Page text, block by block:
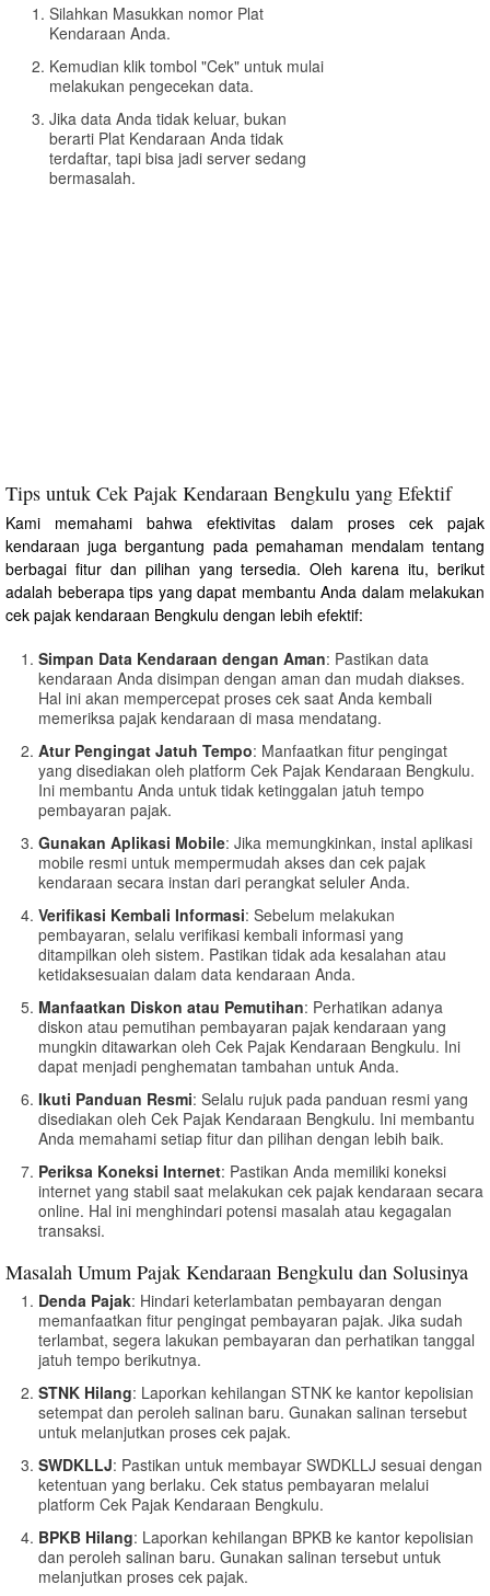
Silahkan Masukkan nomor Plat
Kendaraan Anda.
Kemudian klik tombol "Cek" untuk mulai
melakukan pengecekan data.
Jika data Anda tidak keluar, bukan
berarti Plat Kendaraan Anda tidak
terdaftar, tapi bisa jadi server sedang
bermasalah.
Tips untuk Cek Pajak Kendaraan Bengkulu yang Efektif
Kami memahami bahwa efektivitas dalam proses cek pajak
kendaraan juga bergantung pada pemahaman mendalam tentang
berbagai fitur dan pilihan yang tersedia. Oleh karena itu, berikut
adalah beberapa tips yang dapat membantu Anda dalam melakukan
cek pajak kendaraan Bengkulu dengan lebih efektif:
Simpan Data Kendaraan dengan Aman: Pastikan data
kendaraan Anda disimpan dengan aman dan mudah diakses.
Hal ini akan mempercepat proses cek saat Anda kembali
memeriksa pajak kendaraan di masa mendatang.
Atur Pengingat Jatuh Tempo: Manfaatkan fitur pengingat
yang disediakan oleh platform Cek Pajak Kendaraan Bengkulu.
Ini membantu Anda untuk tidak ketinggalan jatuh tempo
pembayaran pajak.
Gunakan Aplikasi Mobile: Jika memungkinkan, instal aplikasi
mobile resmi untuk mempermudah akses dan cek pajak
kendaraan secara instan dari perangkat seluler Anda.
Verifikasi Kembali Informasi: Sebelum melakukan
pembayaran, selalu verifikasi kembali informasi yang
ditampilkan oleh sistem. Pastikan tidak ada kesalahan atau
ketidaksesuaian dalam data kendaraan Anda.
Manfaatkan Diskon atau Pemutihan: Perhatikan adanya
diskon atau pemutihan pembayaran pajak kendaraan yang
mungkin ditawarkan oleh Cek Pajak Kendaraan Bengkulu. Ini
dapat menjadi penghematan tambahan untuk Anda.
Ikuti Panduan Resmi: Selalu rujuk pada panduan resmi yang
disediakan oleh Cek Pajak Kendaraan Bengkulu. Ini membantu
Anda memahami setiap fitur dan pilihan dengan lebih baik.
Periksa Koneksi Internet: Pastikan Anda memiliki koneksi
internet yang stabil saat melakukan cek pajak kendaraan secara
online. Hal ini menghindari potensi masalah atau kegagalan
transaksi.
Masalah Umum Pajak Kendaraan Bengkulu dan Solusinya
Denda Pajak: Hindari keterlambatan pembayaran dengan
memanfaatkan fitur pengingat pembayaran pajak. Jika sudah
terlambat, segera lakukan pembayaran dan perhatikan tanggal
jatuh tempo berikutnya.
STNK Hilang: Laporkan kehilangan STNK ke kantor kepolisian
setempat dan peroleh salinan baru. Gunakan salinan tersebut
untuk melanjutkan proses cek pajak.
SWDKLLJ: Pastikan untuk membayar SWDKLLJ sesuai dengan
ketentuan yang berlaku. Cek status pembayaran melalui
platform Cek Pajak Kendaraan Bengkulu.
BPKB Hilang: Laporkan kehilangan BPKB ke kantor kepolisian
dan peroleh salinan baru. Gunakan salinan tersebut untuk
melanjutkan proses cek pajak.